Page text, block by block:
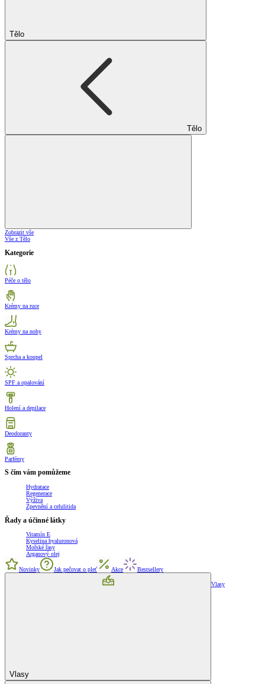
Tělo
Tělo
Zobrazit vše
Vše z Tělo
Kategorie
Péče o tělo
Krémy na ruce
Krémy na nohy
Sprcha a koupel
SPF a opalování
Holení a depilace
Deodoranty
Parfémy
S čím vám pomůžeme
Hydratace
Regenerace
Výživa
Zpevnění a celulitida
Řady a účinné látky
Vitamín E
Kyselina hyaluronová
Mořské řasy
Arganový olej
Novinky Jak pečovat o pleť Akce Bestsellery
Vlasy
Vlasy